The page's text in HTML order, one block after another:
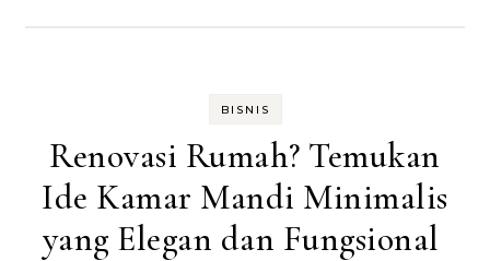
BISNIS
Renovasi Rumah? Temukan
Ide Kamar Mandi Minimalis
yang Elegan dan Fungsional